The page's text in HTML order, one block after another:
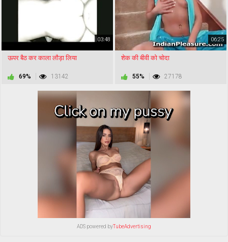
03:48
ऊपर बैठ कर काला लौड़ा लिया
69% 13142
06:25
शेक की बीवी को चोदा
55% 27178
ADS powered by TubeAdvertising